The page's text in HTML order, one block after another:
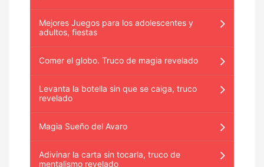
Mejores Juegos para los adolescentes y
adultos, fiestas
Comer el globo. Truco de magia revelado
Levanta la botella sin que se caiga, truco
revelado
Magia Sueño del Avaro
Adivinar la carta sin tocarla, truco de
mentalismo revelado